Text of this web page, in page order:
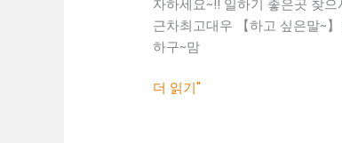
자하세요~!! 일하기 좋은곳 찾
근차최고대우 【하고 싶은말~
하구~맘
우
미
더 읽기"